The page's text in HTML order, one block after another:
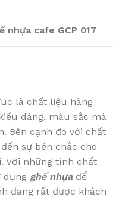
nhựa cafe GCP 017
là chất liệu hàng
dáng, màu sắc mà
Bên cạnh đó với chất
sự bền chắc cho
Với những tính chất
dụng ghế nhựađể
đang rất được khách